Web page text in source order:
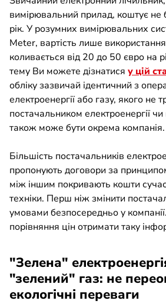
вимірювальний прилад, коштує не
рік. У розумних вимірювальних
Meter, вартість лише
коливається від 20 до 50 євро на
тему Ви можете дізнатися у цій
обліку зазвичай ідентичний з
електроенергії або газу, якого не
постачальником електроенергії
також може бути окрема компанія.
Більшість постачальників
пропонують договори за
між іншим покривають кошти
техніки. Перш ніж змінити
умовами безпосередньо у
порівняння цін отримати таку
"Зелена"
"зелений" газ: не
екологічні переваги